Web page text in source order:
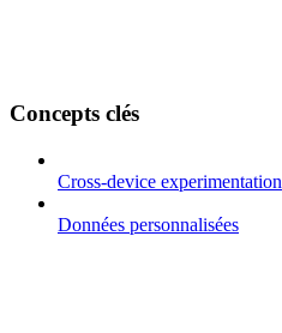
Concepts clés
Cross-device experimentation
Données personnalisées